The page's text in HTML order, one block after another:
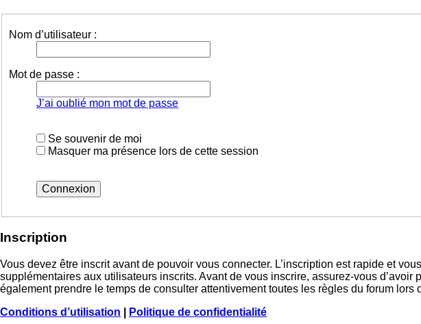
Nom d’utilisateur :
Mot de passe :
J’ai oublié mon mot de passe
Se souvenir de moi
Masquer ma présence lors de cette session
Inscription
Vous devez être inscrit avant de pouvoir vous connecter. L’inscription est rapide et
supplémentaires aux utilisateurs inscrits. Avant de vous inscrire, assurez-vous
également prendre le temps de consulter attentivement toutes les règles du forum lors
Conditions d’utilisation
Politique de confidentialité